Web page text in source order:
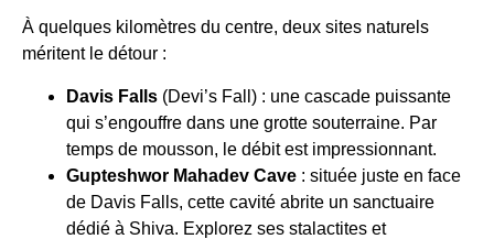
À quelques kilomètres du centre, deux sites naturels
méritent le détour :
Davis Falls (Devi’s Fall) : une cascade puissante
qui s’engouffre dans une grotte souterraine. Par
temps de mousson, le débit est impressionnant.
Gupteshwor Mahadev Cave : située juste en face
de Davis Falls, cette cavité abrite un sanctuaire
dédié à Shiva. Explorez ses stalactites et